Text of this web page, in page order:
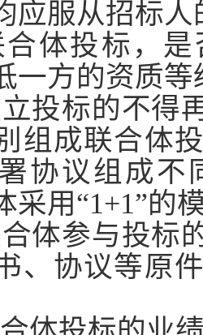
应服从招标人
合体投标，
一方的资质
投标的不得
组成联合体
协议组成不
采用“1+1”的
体参与投标
、协议等原